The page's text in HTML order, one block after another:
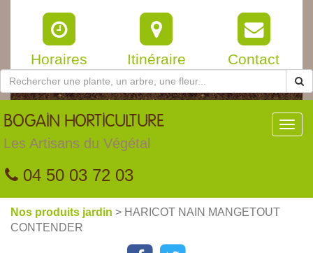
Horaires Itinéraire Contact
BOGAIN HORTICULTURE
Les Artisans du Végétal
04 50 03 72 03
Nos produits jardin > HARICOT NAIN MANGETOUT
CONTENDER